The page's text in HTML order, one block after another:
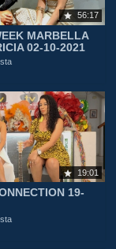
56:17
MARBELLA
02-10-2021
19:01
19-